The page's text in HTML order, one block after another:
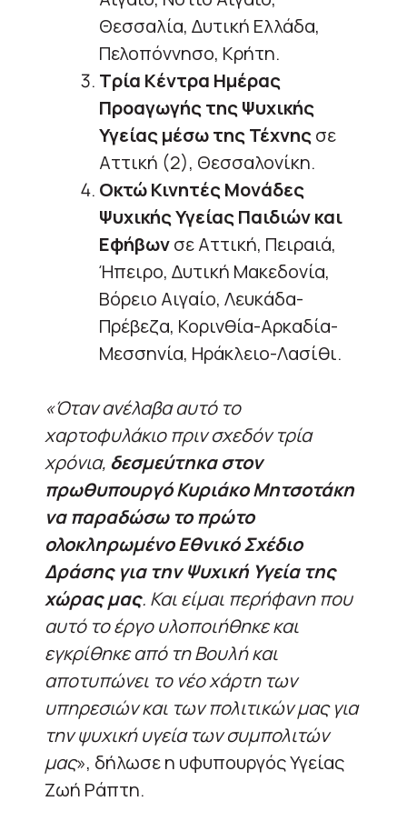
Θεσσαλία, Δυτική Ελλάδα,
Πελοπόννησο, Κρήτη.
Τρία Κέντρα Ημέρας
Προαγωγής της Ψυχικής
Υγείας μέσω της Τέχνηςσε
Αττική (2), Θεσσαλονίκη.
Οκτώ Κινητές Μονάδες
Ψυχικής Υγείας Παιδιών και
Εφήβωνσε Αττική, Πειραιά,
Ήπειρο, Δυτική Μακεδονία,
Βόρειο Αιγαίο, Λευκάδα-
Πρέβεζα, Κορινθία-Αρκαδία-
Μεσσηνία, Ηράκλειο-Λασίθι.
«Όταν ανέλαβα αυτό το
χαρτοφυλάκιο πριν σχεδόν τρία
χρόνια, δεσμεύτηκα στον
πρωθυπουργό Κυριάκο Μητσοτάκη
να παραδώσω το πρώτο
ολοκληρωμένο Εθνικό Σχέδιο
Δράσης για την Ψυχική Υγεία της
χώρας μας. Και είμαι περήφανη που
αυτό το έργο υλοποιήθηκε και
εγκρίθηκε από τη Βουλή και
αποτυπώνει το νέο χάρτη των
υπηρεσιών και των πολιτικών μας για
την ψυχική υγεία των συμπολιτών
μας», δήλωσε η υφυπουργός Υγείας
Ζωή Ράπτη.